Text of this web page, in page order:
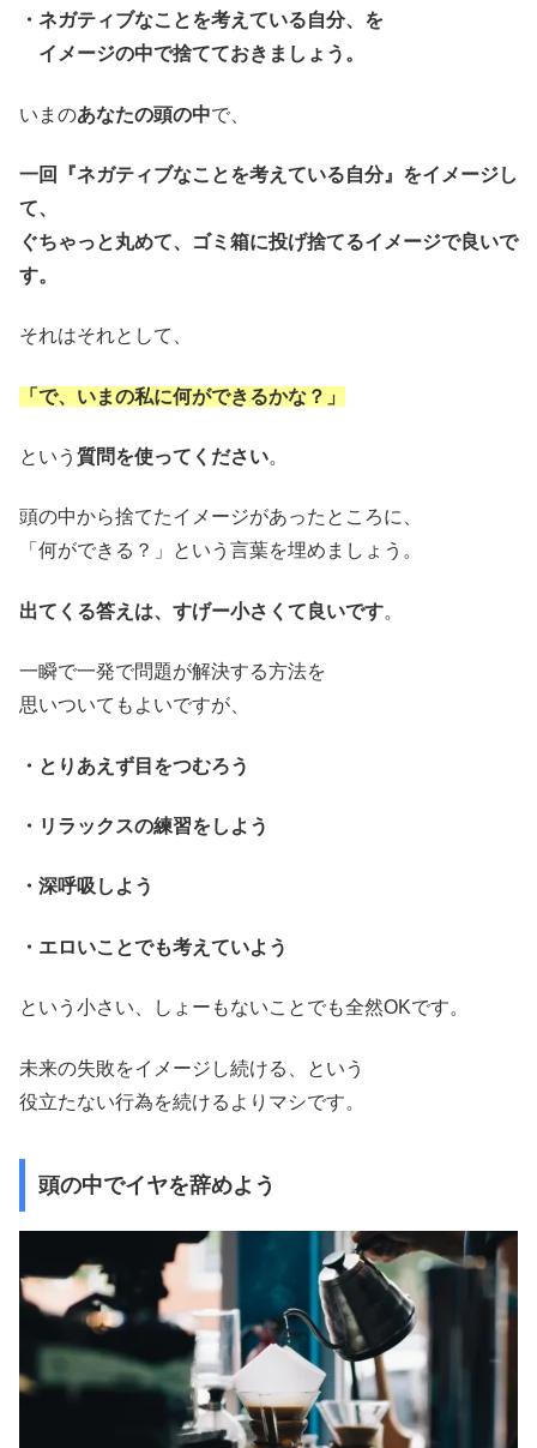
・ネガティブなことを考えている自分、を
イメージの中で捨てておきましょう。
いまのあなたの頭の中で、
一回『ネガティブなことを考えている自分』をイメージし
て、
ぐちゃっと丸めて、ゴミ箱に投げ捨てるイメージで良いで
す。
それはそれとして、
「で、いまの私に何ができるかな？」
という 質問を使ってください。
頭の中から捨てたイメージがあったところに、
「何ができる？」という言葉を埋めましょう。
出てくる答えは、すげー小さくて良いです。
一瞬で一発で問題が解決する方法を
思いついてもよいですが、
・とりあえず目をつむろう
・リラックスの練習をしよう
・深呼吸しよう
・エロいことでも考えていよう
という小さい、しょーもないことでも全然OKです。
未来の失敗をイメージし続ける、という
役立たない行為を続けるよりマシです。
頭の中でイヤを辞めよう